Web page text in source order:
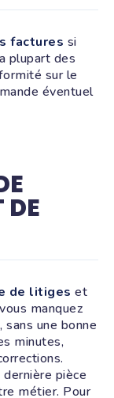
factures si
plupart des
sur le
éventuel
DE
de litiges et
manquez
une bonne
minutes,
pièce
métier. Pour